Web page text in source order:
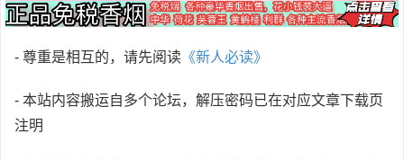
- 尊重是相互的，请先阅读 《新人必读》
- 本站内容搬运自多个论坛，解压密码已在对应文章下载页
注明